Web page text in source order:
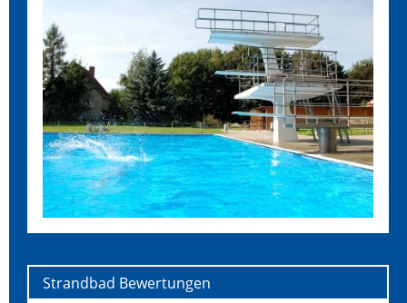
Strandbad Bewertungen